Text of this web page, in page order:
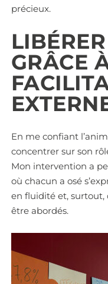
précieux.
GRÂCE
En me confiant
concentrer sur son
Mon intervention a
où chacun a osé
en fluidité et, surtout,
être abordés.